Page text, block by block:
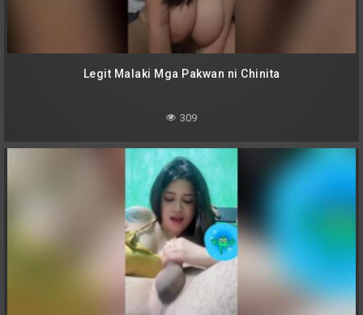
Legit Malaki Mga Pakwan ni Chinita
309